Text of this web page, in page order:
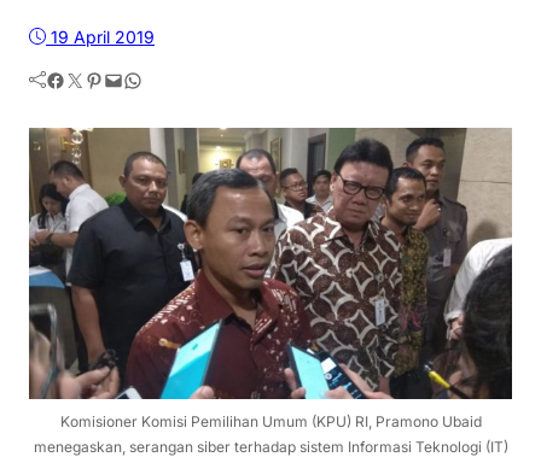
19 April 2019
Facebook Twitter Pinterest Mail WhatsApp
Komisioner Komisi Pemilihan Umum (KPU) RI, Pramono Ubaid
menegaskan, serangan siber terhadap sistem Informasi Teknologi (IT)